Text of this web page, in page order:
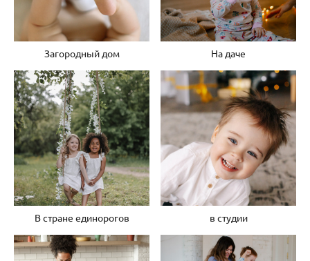
Загородный дом На даче
В стране единорогов в студии